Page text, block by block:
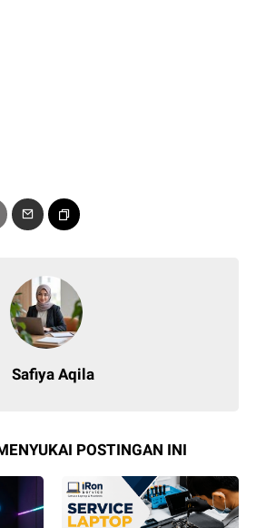
Safiya Aqila
POSTINGAN INI